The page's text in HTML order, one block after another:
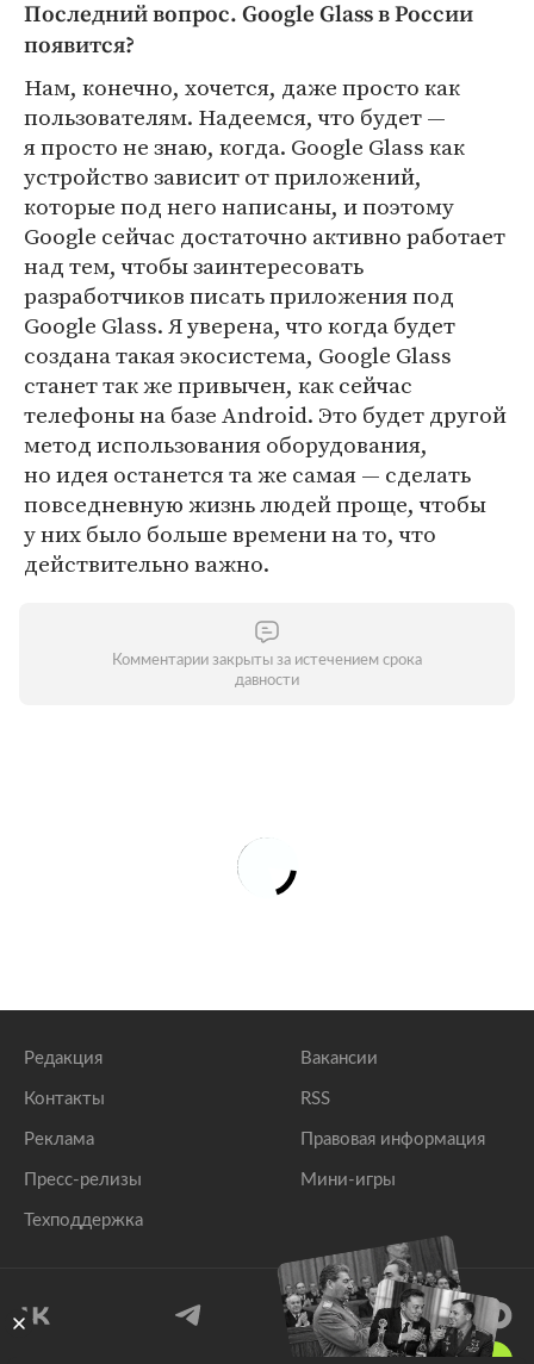
Последний вопрос. Google Glass в России
появится?
Нам, конечно, хочется, даже просто как
пользователям. Надеемся, что будет —
я просто не знаю, когда. Google Glass как
устройство зависит от приложений,
которые под него написаны, и поэтому
Google сейчас достаточно активно работает
над тем, чтобы заинтересовать
разработчиков писать приложения под
Google Glass. Я уверена, что когда будет
создана такая экосистема, Google Glass
станет так же привычен, как сейчас
телефоны на базе Android. Это будет другой
метод использования оборудования,
но идея останется та же самая — сделать
повседневную жизнь людей проще, чтобы
у них было больше времени на то, что
действительно важно.
Комментарии закрыты за истечением срока
давности
Редакция
Контакты
Реклама
Пресс-релизы
Техподдержка
Вакансии
RSS
Правовая информация
Мини-игры